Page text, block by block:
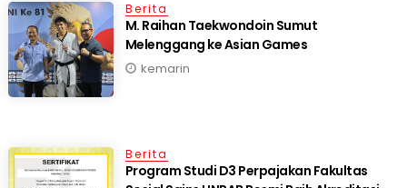
Berita
M. Raihan Taekwondoin Sumut
Melenggang ke Asian Games
kemarin
Berita
Program Studi D3 Perpajakan Fakultas